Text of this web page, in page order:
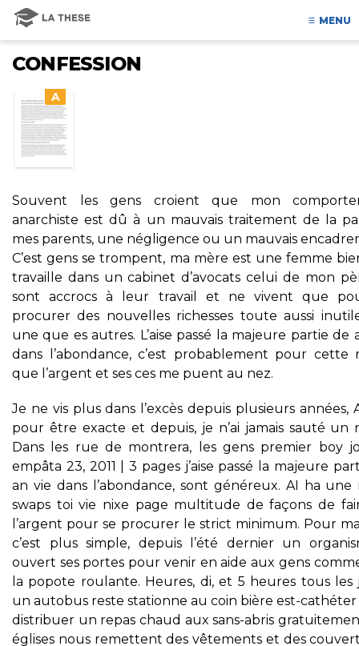
MENU
CONFESSION
A
Souvent les gens croient que mon
anarchiste est dû à un mauvais traitement de la
mes parents, une négligence ou un mauvais
C’est gens se trompent, ma mère est une femme
travaille dans un cabinet d’avocats celui de mon
sont accrocs à leur travail et ne vivent que
procurer des nouvelles richesses toute aussi
une que es autres. L’aise passé la majeure partie de
dans l’abondance, c’est probablement pour cette
que l’argent et ses ces me puent au nez.
Je ne vis plus dans l’excès depuis plusieurs années,
pour être exacte et depuis, je n’ai jamais sauté un
Dans les rue de montrera, les gens premier boy
empâta 23, 2011 | 3 pages j’aise passé la majeure
an vie dans l’abondance, sont généreux. AI ha une
swaps toi vie nixe page multitude de façons de
l’argent pour se procurer le strict minimum. Pour
c’est plus simple, depuis l’été dernier un
ouvert ses portes pour venir en aide aux gens
la popote roulante. Heures, di, et 5 heures tous les
un autobus reste stationne au coin bière est-
distribuer un repas chaud aux sans-abris
églises nous remettent des vêtements et des